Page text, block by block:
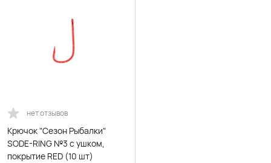
нет отзывов
Крючок "Сезон Рыбалки"
SODE-RING №3 с ушком,
покрытие RED (10 шт)